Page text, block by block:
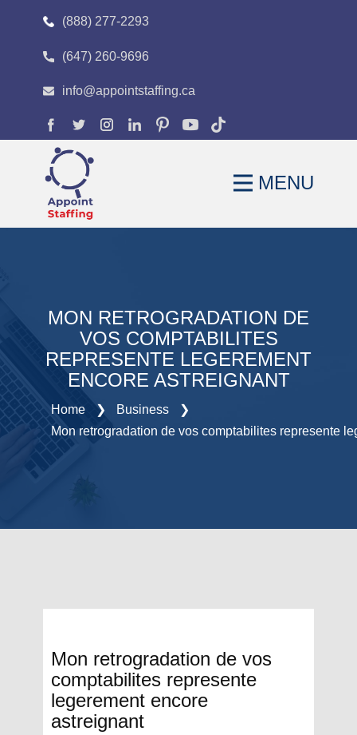
(888) 277-2293
(647) 260-9696
info@appointstaffing.ca
MENU
HOME
OUR EXPERTISE
CAREERS
FAQS
MON RETROGRADATION DE
VOS COMPTABILITES
REPRESENTE LEGEREMENT
ENCORE ASTREIGNANT
Home ❯ Business
❯
Mon retrogradation de vos comptabilites represente
Mon retrogradation de vos
comptabilites represente
legerement encore
astreignant